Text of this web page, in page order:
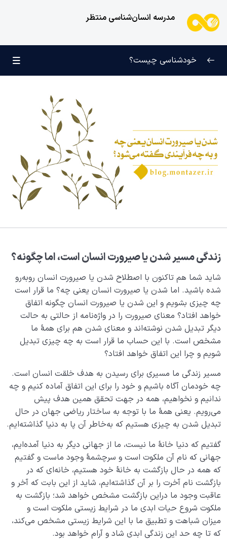
مدرسه انسان‌شناسی منتظر
کودک عزیز روان
انسان و میل بی‌نهایت 0/12
انسان چه چیزی نیست؟ 0/24
0/20
هدف خلقت و جایگاه انسان 0/7
نقش الگو در حیات انسان 0/18
نقش مربی در تربیت اخلاقی و رسیدن به کمال انسانی
چیست؟
اصالت تخصص چیست؟ چرا رجوع به متخصص همه
گیرترین اصل عقلی جهان است؟
متخصص امور انسانی کیست؟ چرا انسان به یک متخصص
نیازی مداوم دارد؟
شدن یا صیرورت انسان یعنی چه و به چه فرآیندی گفته
می‌شود؟
ضرورت اصالت تخصص چیست؟ آیا بدون این اصل به
هدف خلقت خود می‌رسیم؟
تعریف دین و کارکرد دین در زندگی امروزه ما چیست؟
آیا قرآن منشور خلقت است؟ رابطۀ میان قرآن و سایر
مخلوقات چیست؟
رابطه قرآن با نفس ما چیست؟ آیا به‌تنهایی می‌توانیم قرآن را
بفهمیم؟
نقش پیامبران در حرکت انسانی ما چیست؟ ضرورت این
نقش از کجا مشخص می‌شود؟
خودشناسی چیست؟
زندگی مسیر شدن یا صیرورت انسان است، اما چگونه؟
شاید شما هم تاکنون با اصطلاح شدن یا صیرورت انسان رو‌به‌رو
شده باشید. اما شدن یا صیرورت انسان یعنی چه؟ ما قرار است
چه چیزی بشویم و این شدن یا صیرورت انسان چگونه اتفاق
خواهد افتاد؟ معنای صیرورت را در واژه‌نامه از حالتی به حالت
دیگر تبدیل شدن نوشته‌اند و معنای شدن هم برای همۀ ما
مشخص است. با این حساب ما قرار است به چه چیزی تبدیل
شویم و چرا این اتفاق خواهد افتاد؟
مسیر زندگی ما مسیری برای رسیدن به هدف خلقت انسان است.
چه خودمان آگاه باشیم و خود را برای این اتفاق آماده کنیم و چه
ندانیم و نخواهیم، همه در جهت تحقق همین هدف پیش
می‌رویم. یعنی همۀ ما با توجه به ساختار ریاضی جهان در حال
تبدیل شدن به چیزی هستیم که به‌خاطر آن پا به دنیا گذاشته‌ایم.
گفتیم که دنیا خانۀ ما نیست، ما از جهانی دیگر به دنیا آمده‌ایم،
جهانی که نام آن ملکوت است و سرچشمۀ وجود ماست و گفتیم
که همه در حال بازگشت به خانۀ خود هستیم، خانه‌ای که در
بازگشت نام آخرت را بر آن گذاشته‌ایم، شاید از این بابت که آخر و
عاقبت وجود ما دراین بازگشت مشخص خواهد شد؛ بازگشت به
ملکوت شروع حیات ابدی ما در شرایط زیستی ملکوت است و
میزان شباهت و تطبیق ما با این شرایط زیستی مشخص می‌کند،
که تا چه حد این زندگی ابدی شاد و آرام خواهد بود.